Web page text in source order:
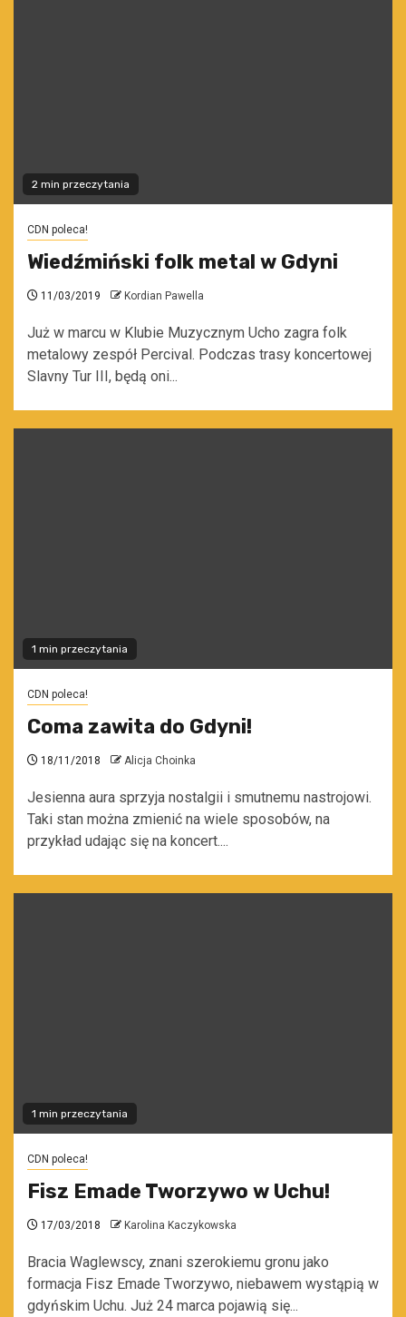
2 min przeczytania
CDN poleca!
Wiedźmiński folk metal w Gdyni
11/03/2019 Kordian Pawella
Już w marcu w Klubie Muzycznym Ucho zagra folk
metalowy zespół Percival. Podczas trasy koncertowej
Slavny Tur III, będą oni...
1 min przeczytania
CDN poleca!
Coma zawita do Gdyni!
18/11/2018 Alicja Choinka
Jesienna aura sprzyja nostalgii i smutnemu nastrojowi.
Taki stan można zmienić na wiele sposobów, na
przykład udając się na koncert....
1 min przeczytania
CDN poleca!
Fisz Emade Tworzywo w Uchu!
17/03/2018 Karolina Kaczykowska
Bracia Waglewscy, znani szerokiemu gronu jako
formacja Fisz Emade Tworzywo, niebawem wystąpią w
gdyńskim Uchu. Już 24 marca pojawią się...